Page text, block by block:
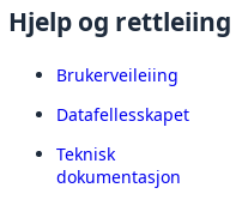
Hjelp og rettleiing
Brukerveileiing
Datafellesskapet
Teknisk
dokumentasjon